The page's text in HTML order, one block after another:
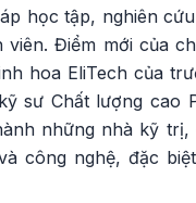
học tập, nghiên
viên. Điểm mới của
hoa EliTech của
sư Chất lượng cao
những nhà kỹ
công nghệ, đặc